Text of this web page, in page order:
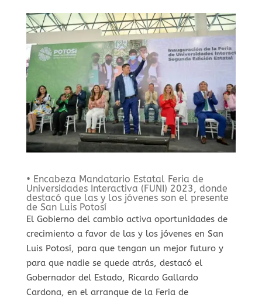
• Encabeza Mandatario Estatal Feria de
Universidades Interactiva (FUNI) 2023, donde
destacó que las y los jóvenes son el presente
de San Luis Potosí
El Gobierno del cambio activa oportunidades de
crecimiento a favor de las y los jóvenes en San
Luis Potosí, para que tengan un mejor futuro y
para que nadie se quede atrás, destacó el
Gobernador del Estado, Ricardo Gallardo
Cardona, en el arranque de la Feria de